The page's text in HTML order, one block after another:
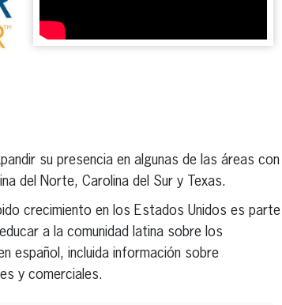
su presencia en algunas de las áreas con
del Norte, Carolina del Sur y Texas.
crecimiento en los Estados Unidos es parte
a la comunidad latina sobre los
español, incluida información sobre
y comerciales.